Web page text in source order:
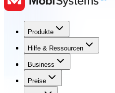
Produkte
Hilfe & Ressourcen
Business
Preise
Produkte
Hilfe & Ressourcen
Business
Preise